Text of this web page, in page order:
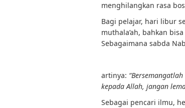
menghilangkan rasa
Bagi pelajar, hari libur
muthala’ah, bahkan
Sebagaimana sabda
artinya:
kepada Allah, jangan
Sebagai pencari ilmu,